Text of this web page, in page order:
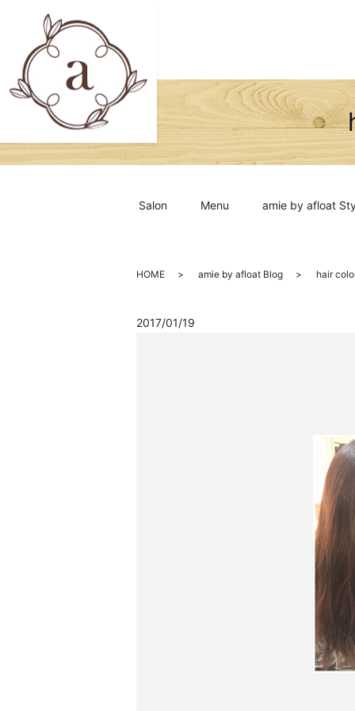
Salon Menu amie by afloat
HOME amie by afloat Blog hair
2017/01/19